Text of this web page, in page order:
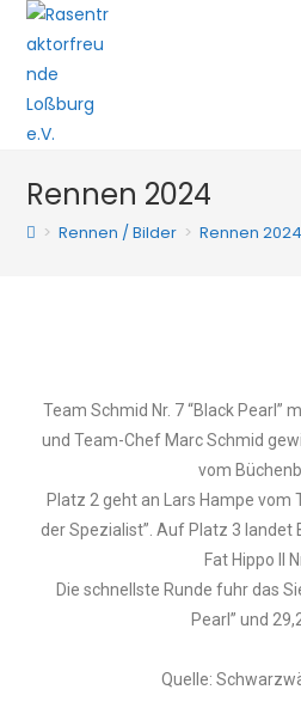
Rennen 2024
> Rennen / Bilder > Rennen 2024
Team Schmid Nr. 7 “Black Pearl”
und Team-Chef Marc Schmid
vom
Platz 2 geht an Lars Hampe vom
der Spezialist”. Auf Platz 3 landet
Fat Hippo II
Die schnellste Runde fuhr das
Pearl” und
Quelle: